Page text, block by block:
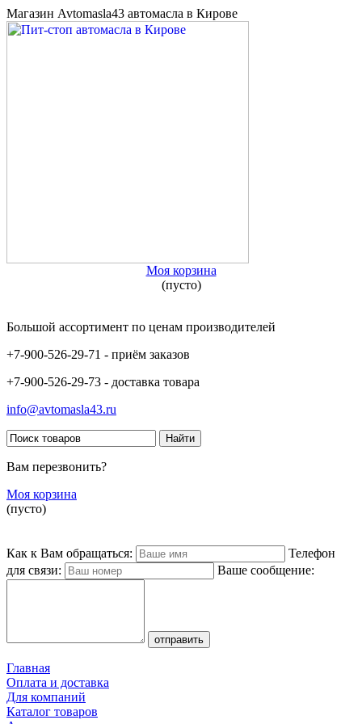
Магазин Avtomasla43 автомасла в Кирове
Моя корзина
(пусто)
Большой ассортимент по ценам производителей
+7-900-526-29-71 - приём заказов
+7-900-526-29-73 - доставка товара
info@avtomasla43.ru
Вам перезвонить?
Моя корзина
(пусто)
Как к Вам обращаться:
Телефон
для связи:
Ваше сообщение:
Главная
Оплата и доставка
Для компаний
Каталог товаров